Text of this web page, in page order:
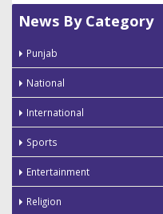
News By Category
Punjab
National
International
Sports
Entertainment
Religion